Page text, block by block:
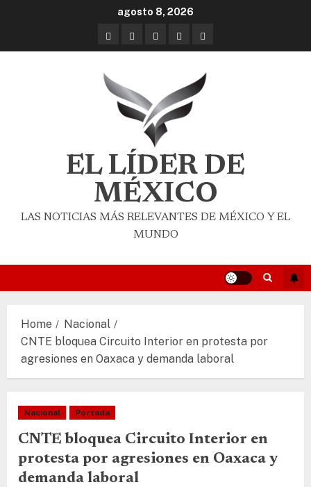
agosto 8, 2026
EL LÍDER DE
MÉXICO
LAS NOTICIAS MÁS RELEVANTES DE MÉXICO Y EL
MUNDO
Home
Nacional
CNTE bloquea Circuito Interior en protesta por
agresiones en Oaxaca y demanda laboral
Nacional Portada
CNTE bloquea Circuito Interior en
protesta por agresiones en Oaxaca y
demanda laboral